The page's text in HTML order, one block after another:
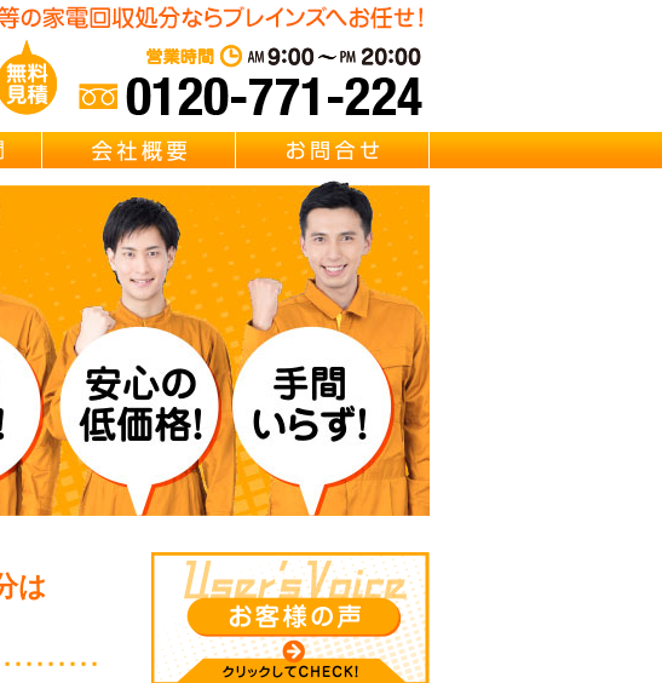
し片付け・遺品整理・リサイクル Brainz 取扱い 【冷蔵庫・洗濯機・エアコン・
よくある質問 会社概要
は